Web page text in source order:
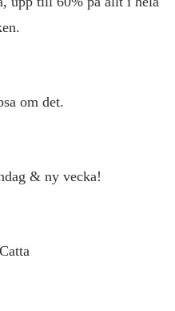
om det.
& ny vecka!